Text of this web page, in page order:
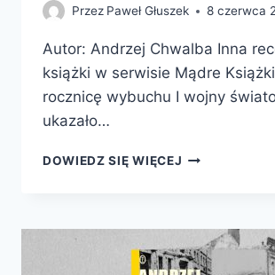
Przez Paweł Głuszek 8 czerwca
Autor: Andrzej Chwalba Inna
książki w serwisie Mądre
rocznicę wybuchu I wojny
ukazało…
DOWIEDZ SIĘ WIĘCEJ
1914-
1918